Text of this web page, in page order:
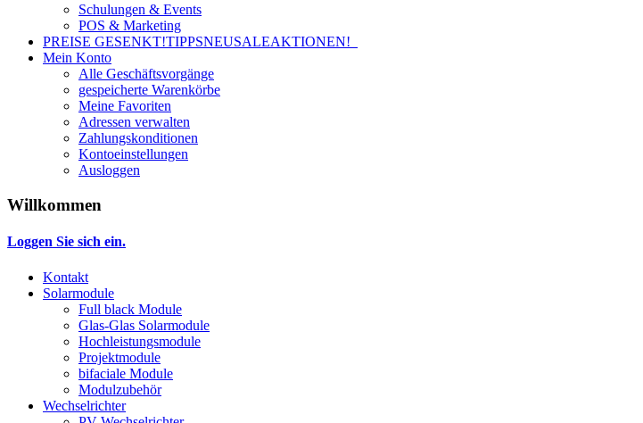
Schulungen & Events
POS & Marketing
PREISE GESENKT!TIPPSNEUSALEAKTIONEN!
Mein Konto
Alle Geschäftsvorgänge
gespeicherte Warenkörbe
Meine Favoriten
Adressen verwalten
Zahlungskonditionen
Kontoeinstellungen
Ausloggen
Willkommen
Loggen Sie sich ein.
Kontakt
Solarmodule
Full black Module
Glas-Glas Solarmodule
Hochleistungsmodule
Projektmodule
bifaciale Module
Modulzubehör
Wechselrichter